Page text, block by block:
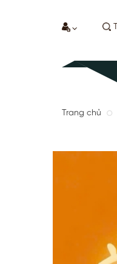
Trang chủ